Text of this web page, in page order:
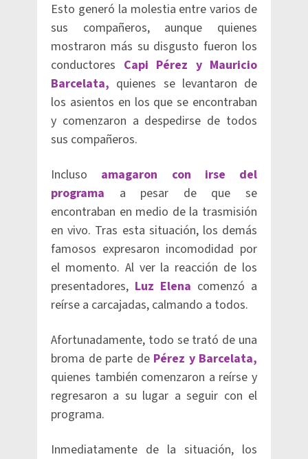
Esto generó la molestia entre varios de
sus compañeros, aunque quienes
mostraron más su disgusto fueron los
conductores Capi Pérez y Mauricio
Barcelata, quienes se levantaron de
los asientos en los que se encontraban
y comenzaron a despedirse de todos
sus compañeros.
Incluso amagaron con irse del
programa a pesar de que se
encontraban en medio de la trasmisión
en vivo. Tras esta situación, los demás
famosos expresaron incomodidad por
el momento. Al ver la reacción de los
presentadores, Luz Elena comenzó a
reírse a carcajadas, calmando a todos.
Afortunadamente, todo se trató de una
broma de parte de Pérez y Barcelata,
quienes también comenzaron a reírse y
regresaron a su lugar a seguir con el
programa.
Inmediatamente de la situación, los